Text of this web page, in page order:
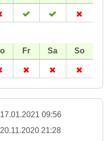
17.01.2021 09:56
20.11.2020 21:28